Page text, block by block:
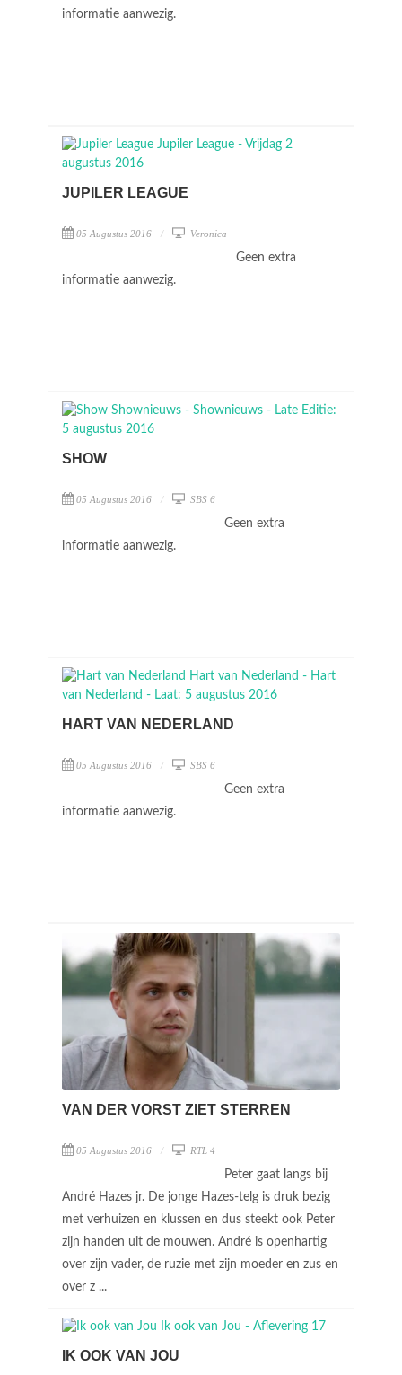
informatie aanwezig.
JUPILER LEAGUE
05 Augustus 2016 Veronica
Geen extra
informatie aanwezig.
SHOW
05 Augustus 2016 SBS 6
Geen extra
informatie aanwezig.
HART VAN NEDERLAND
05 Augustus 2016 SBS 6
Geen extra
informatie aanwezig.
VAN DER VORST ZIET STERREN
05 Augustus 2016 RTL 4
Peter gaat langs bij
André Hazes jr. De jonge Hazes-telg is druk bezig
met verhuizen en klussen en dus steekt ook Peter
zijn handen uit de mouwen. André is openhartig
over zijn vader, de ruzie met zijn moeder en zus en
over z ...
IK OOK VAN JOU